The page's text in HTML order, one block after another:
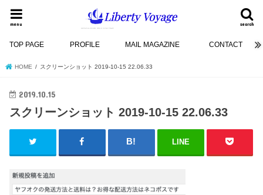
search
menu
TOP PAGE PROFILE MAIL MAGAZINE CONTACT
HOME スクリーンショット 2019-10-15 22.06.33
2019.10.15
スクリーンショット 2019-10-15 22.06.33
LINE